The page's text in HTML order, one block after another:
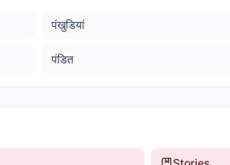
पंखुडियां
पंडित